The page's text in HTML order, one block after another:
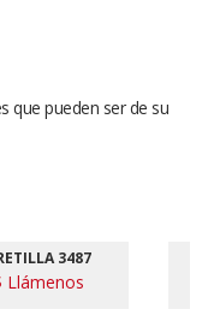
que pueden ser de su
3487
Llámenos